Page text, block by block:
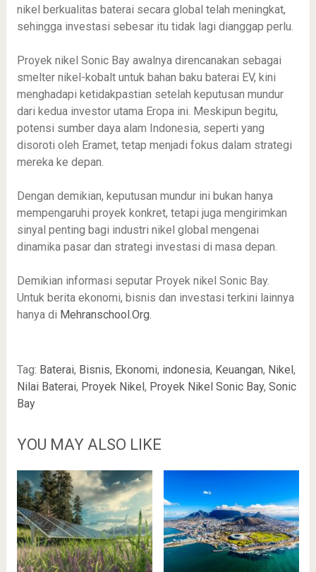
nikel berkualitas baterai secara global telah meningkat,
sehingga investasi sebesar itu tidak lagi dianggap perlu.
Proyek nikel Sonic Bay awalnya direncanakan sebagai
smelter nikel-kobalt untuk bahan baku baterai EV, kini
menghadapi ketidakpastian setelah keputusan mundur
dari kedua investor utama Eropa ini. Meskipun begitu,
potensi sumber daya alam Indonesia, seperti yang
disoroti oleh Eramet, tetap menjadi fokus dalam strategi
mereka ke depan.
Dengan demikian, keputusan mundur ini bukan hanya
mempengaruhi proyek konkret, tetapi juga mengirimkan
sinyal penting bagi industri nikel global mengenai
dinamika pasar dan strategi investasi di masa depan.
Demikian informasi seputar Proyek nikel Sonic Bay.
Untuk berita ekonomi, bisnis dan investasi terkini lainnya
hanya di Mehranschool.Org.
Tag: Baterai, Bisnis, Ekonomi, indonesia, Keuangan, Nikel,
Nilai Baterai, Proyek Nikel, Proyek Nikel Sonic Bay, Sonic
Bay
YOU MAY ALSO LIKE